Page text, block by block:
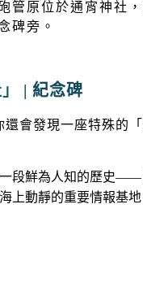
管原位於通宵神社
碑旁。
| 紀念碑
還會發現一座特殊的
段鮮為人知的歷史——
上動靜的重要情報基地